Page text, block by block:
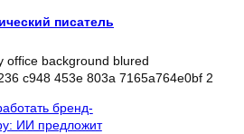
писатель